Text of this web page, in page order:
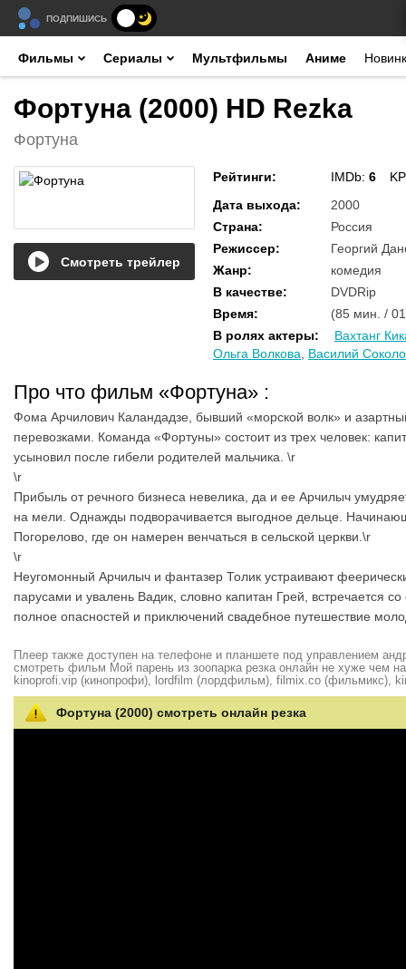
ПОДПИШИСЬ
Фильмы Сериалы Мультфильмы Аниме
Фортуна (2000) HD Rezka
Фортуна
Смотреть трейлер
Рейтинги: IMDb: 6
Дата выхода:
2000
Страна:
Россия
Режиссер:
Георгий
Жанр:
комедия
В качестве:
DVDRip
Время:
(85 мин. /
В ролях актеры:
Вахтанг
Ольга Волкова
Василий
Про что фильм «Фортуна» :
Фома Арчилович Каландадзе, бывший «морской волк» и
перевозками. Команда «Фортуны» состоит из трех человек:
усыновил после гибели родителей мальчика. \r
\r
Прибыль от речного бизнеса невелика, да и ее Арчилыч
на мели. Однажды подворачивается выгодное дельце.
Погорелово, где он намерен венчаться в сельской церкви.\r
\r
Неугомонный Арчилыч и фантазер Толик устраивают
парусами и увалень Вадик, словно капитан Грей, встречается
полное опасностей и приключений свадебное путешествие
Плеер также доступен на телефоне и планшете под управлением
смотреть фильм Мой парень из зоопарка резка онлайн не хуже чем
kinoprofi.vip (кинопрофи), lordfilm (лордфильм), filmix.co (фильмикс),
Фортуна (2000) смотреть онлайн резка